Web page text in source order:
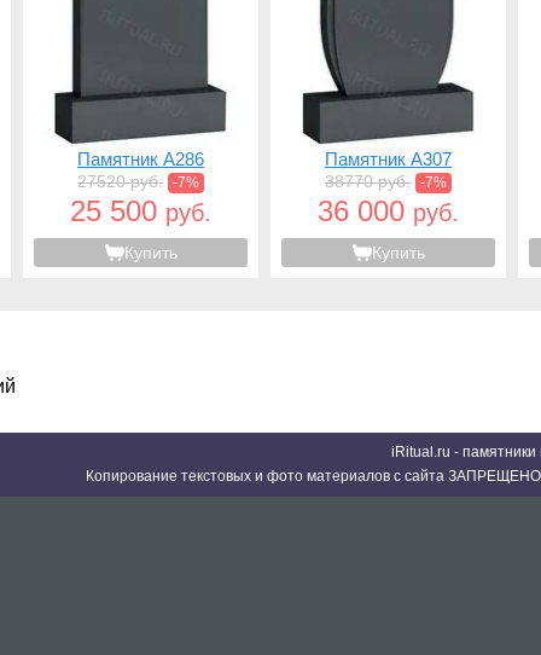
Памятник A286
27520 руб. -7%
25 500 руб.
Купить
Памятник A307
38770 руб. -7%
36 000 руб.
Купить
iRitual.ru -
Копирование текстовых и фото материалов с сайта